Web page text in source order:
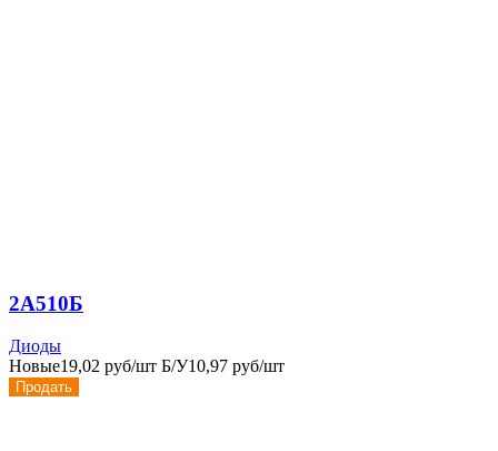
2А510Б
Диоды
Новые19,02 руб/шт Б/У10,97 руб/шт
Продать